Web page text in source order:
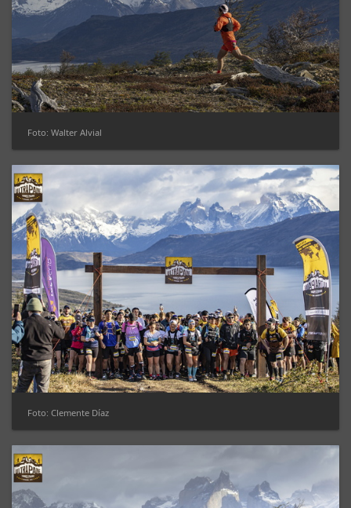
Foto: Walter Alvial
Foto: Clemente Díaz